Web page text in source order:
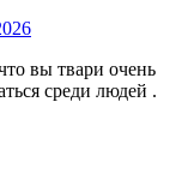
вы твари очень
среди людей .